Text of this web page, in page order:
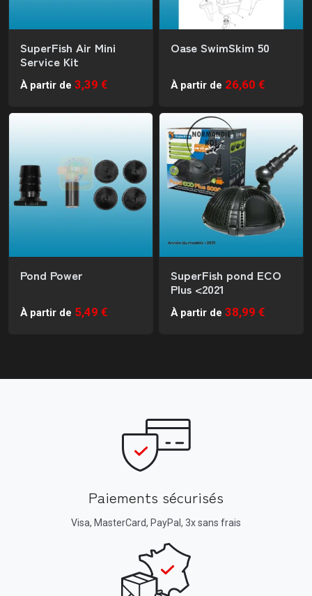
SuperFish Air Mini
Service Kit
À partir de 3,39 €
Oase SwimSkim 50
À partir de 26,60 €
Pond Power
À partir de 5,49 €
SuperFish pond ECO
Plus <2021
À partir de 38,99 €
Paiements sécurisés
Visa, MasterCard, PayPal, 3x sans frais